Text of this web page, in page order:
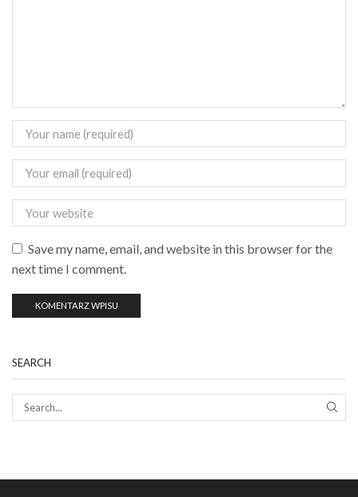
Save my name, email, and website in this browser for the
next time I comment.
SEARCH